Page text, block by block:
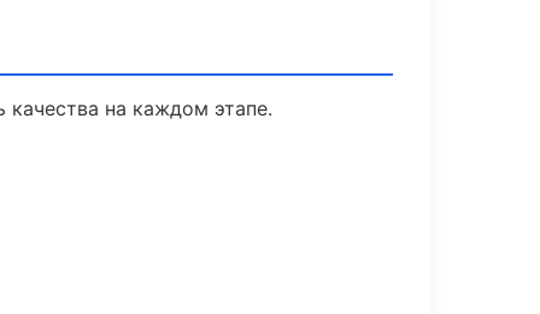
на каждом этапе.